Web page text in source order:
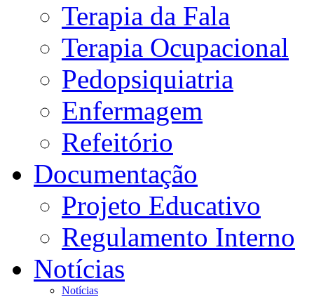
Terapia da Fala
Terapia Ocupacional
Pedopsiquiatria
Enfermagem
Refeitório
Documentação
Projeto Educativo
Regulamento Interno
Notícias
Notícias